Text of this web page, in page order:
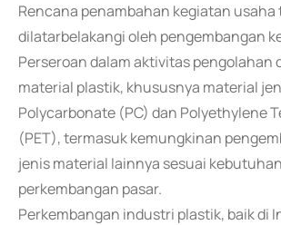
Rencana penambahan kegiatan
dilatarbelakangi oleh pengembangan
Perseroan dalam aktivitas pengolahan
material plastik, khususnya material
Polycarbonate (PC) dan Polyethylene
(PET), termasuk kemungkinan
jenis material lainnya sesuai
perkembangan pasar.
Perkembangan industri plastik, baik di